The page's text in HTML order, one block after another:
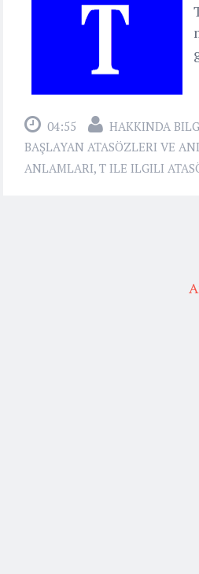
04:55 HAKKINDA
BAŞLAYAN ATASÖZLERI VE
ANLAMLARI, T ILE ILGILI